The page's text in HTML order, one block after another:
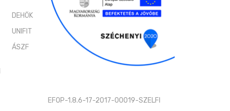
DEHÖK
UNIFIT
ÁSZF
EFOP-1.8.6-17-2017-00019-SZELFI